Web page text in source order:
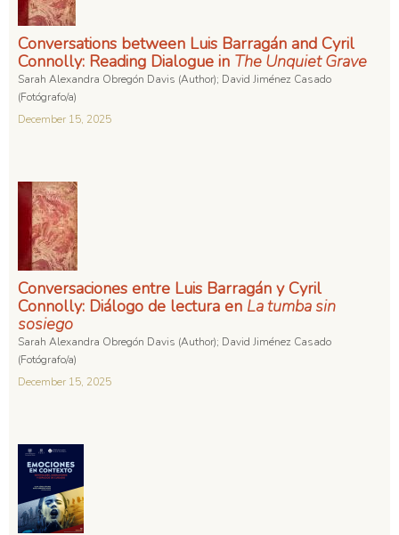
Conversations between Luis Barragán and Cyril
Connolly: Reading Dialogue in The Unquiet Grave
Sarah Alexandra Obregón Davis (Author); David Jiménez Casado
(Fotógrafo/a)
December 15, 2025
Conversaciones entre Luis Barragán y Cyril
Connolly: Diálogo de lectura en La tumba sin
sosiego
Sarah Alexandra Obregón Davis (Author); David Jiménez Casado
(Fotógrafo/a)
December 15, 2025